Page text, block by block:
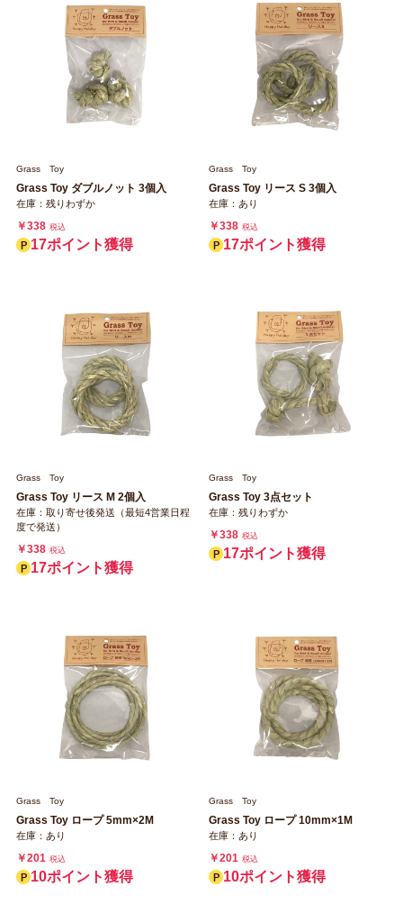
Grass Toy
Grass Toy ダブルノット 3個入
在庫：残りわずか
￥338 税込
17ポイント獲得
Grass Toy
Grass Toy リース S 3個入
在庫：あり
￥338 税込
17ポイント獲得
Grass Toy
Grass Toy リース M 2個入
在庫：取り寄せ後発送（最短4営業日程
度で発送）
￥338 税込
17ポイント獲得
Grass Toy
Grass Toy 3点セット
在庫：残りわずか
￥338 税込
17ポイント獲得
Grass Toy
Grass Toy ロープ 5mm×2M
在庫：あり
￥201 税込
10ポイント獲得
Grass Toy
Grass Toy ロープ 10mm×1M
在庫：あり
￥201 税込
10ポイント獲得